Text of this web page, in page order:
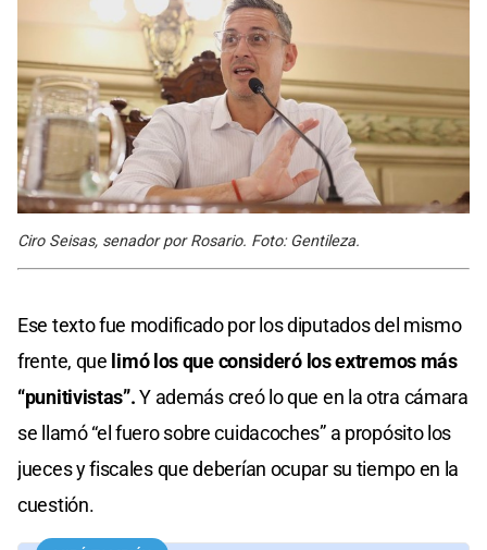
Ciro Seisas, senador por Rosario. Foto: Gentileza.
Ese texto fue modificado por los diputados del mismo
frente, que limó los que consideró los extremos más
“punitivistas”.Y además creó lo que en la otra cámara
se llamó “el fuero sobre cuidacoches” a propósito los
jueces y fiscales que deberían ocupar su tiempo en la
cuestión.